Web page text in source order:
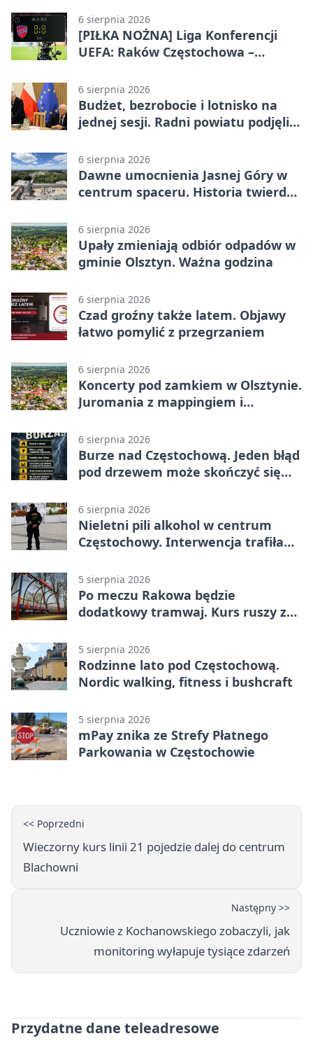
6 sierpnia 2026
[PIŁKA NOŻNA] Liga Konferencji
UEFA: Raków Częstochowa –
meczu III rundy eliminacji
6 sierpnia 2026
Budżet, bezrobocie i lotnisko na
jednej sesji. Radni powiatu podjęli
6 sierpnia 2026
Dawne umocnienia Jasnej Góry w
centrum spaceru. Historia twierdzy
6 sierpnia 2026
Upały zmieniają odbiór odpadów w
gminie Olsztyn. Ważna godzina
6 sierpnia 2026
Czad groźny także latem. Objawy
łatwo pomylić z przegrzaniem
6 sierpnia 2026
Koncerty pod zamkiem w Olsztynie.
Juromania z mappingiem i
6 sierpnia 2026
Burze nad Częstochową. Jeden błąd
pod drzewem może skończyć się
6 sierpnia 2026
Nieletni pili alkohol w centrum
Częstochowy. Interwencja trafiła
5 sierpnia 2026
Po meczu Rakowa będzie
dodatkowy tramwaj. Kurs ruszy ze
5 sierpnia 2026
Rodzinne lato pod Częstochową.
Nordic walking, fitness i bushcraft
5 sierpnia 2026
mPay znika ze Strefy Płatnego
Parkowania w Częstochowie
<< Poprzedni
Wieczorny kurs linii 21 pojedzie dalej do centrum
Blachowni
Następny >>
Uczniowie z Kochanowskiego zobaczyli, jak
monitoring wyłapuje tysiące zdarzeń
Przydatne dane teleadresowe